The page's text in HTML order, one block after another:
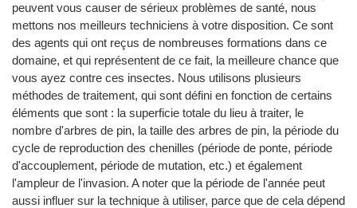
peuvent vous causer de sérieux problèmes de santé, nous
mettons nos meilleurs techniciens à votre disposition. Ce sont
des agents qui ont reçus de nombreuses formations dans ce
domaine, et qui représentent de ce fait, la meilleure chance que
vous ayez contre ces insectes. Nous utilisons plusieurs
méthodes de traitement, qui sont défini en fonction de certains
éléments que sont : la superficie totale du lieu à traiter, le
nombre d'arbres de pin, la taille des arbres de pin, la période du
cycle de reproduction des chenilles (période de ponte, période
d'accouplement, période de mutation, etc.) et également
l'ampleur de l'invasion. A noter que la période de l'année peut
aussi influer sur la technique à utiliser, parce que de cela dépend